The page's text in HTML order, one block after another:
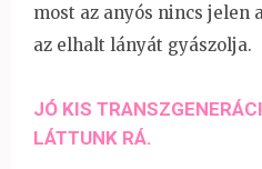
most az anyós nincs jelen
az elhalt lányát gyászolja.
JÓ KIS
LÁTTUNK RÁ.